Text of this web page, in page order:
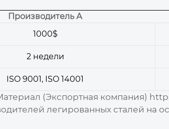
Производитель А
1000$
2 недели
ISO 9001, ISO 14001
(Экспортная компания)
легированных сталей на